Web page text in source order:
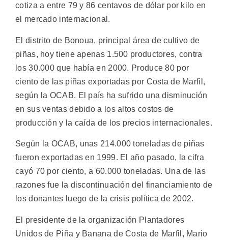
cotiza a entre 79 y 86 centavos de dólar por kilo en
el mercado internacional.
El distrito de Bonoua, principal área de cultivo de
piñas, hoy tiene apenas 1.500 productores, contra
los 30.000 que había en 2000. Produce 80 por
ciento de las piñas exportadas por Costa de Marfil,
según la OCAB. El país ha sufrido una disminución
en sus ventas debido a los altos costos de
producción y la caída de los precios internacionales.
Según la OCAB, unas 214.000 toneladas de piñas
fueron exportadas en 1999. El año pasado, la cifra
cayó 70 por ciento, a 60.000 toneladas. Una de las
razones fue la discontinuación del financiamiento de
los donantes luego de la crisis política de 2002.
El presidente de la organización Plantadores
Unidos de Piña y Banana de Costa de Marfil, Mario